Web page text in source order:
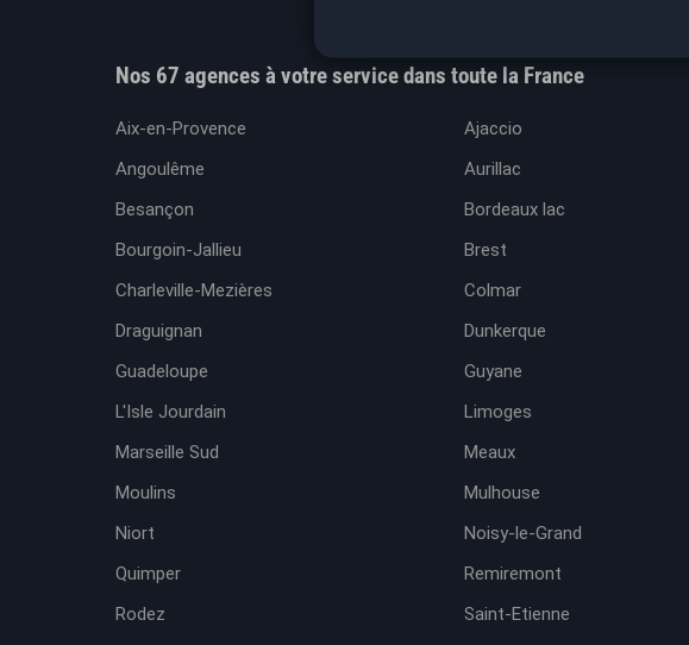
Nos 67 agences à votre service dans toute la France
Aix-en-Provence Ajaccio
Angoulême
Aurillac
Besançon
Bordeaux lac
Bourgoin-Jallieu
Brest
Charleville-Mezières
Colmar
Draguignan
Dunkerque
Guadeloupe
Guyane
L'Isle Jourdain
Limoges
Marseille Sud
Meaux
Moulins
Mulhouse
Niort
Noisy-le-Grand
Quimper
Remiremont
Rodez
Saint-Etienne